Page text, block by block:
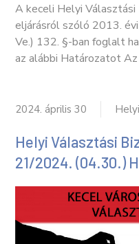
A keceli Helyi
eljárásról szóló 2013.
Ve.) 132. §-ban foglalt
az alábbi Határozatot Az
2024. április 30
Helyi Választási
21/2024. (04.30.)